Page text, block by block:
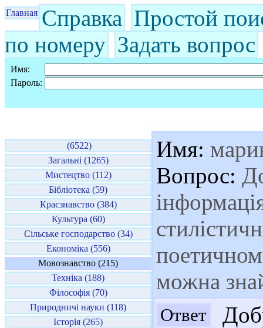
Главная Справка Простой
по номеру Задать вопрос
Имя:
Пароль:
(6522)
Загальні (1265)
Мистецтво (112)
Бібліотека (59)
Краєзнавство (384)
Культура (60)
Сільське господарство (34)
Економіка (556)
Мовознавство (215)
Техніка (188)
Філософія (70)
Природничі науки (118)
Історія (265)
Имя:
Вопрос:
можна
Ответ